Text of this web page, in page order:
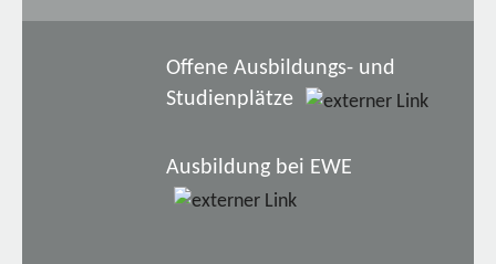
Offene Ausbildungs- und
Studienplätze
Ausbildung bei EWE